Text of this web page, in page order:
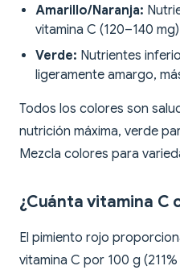
Amarillo/Naranja:
vitamina C (120–140 mg)
Verde: Nutrientes
ligeramente amargo,
Todos los colores son
nutrición máxima, verde
Mezcla colores para
¿Cuánta vitamina C
El pimiento rojo
vitamina C por 100 g